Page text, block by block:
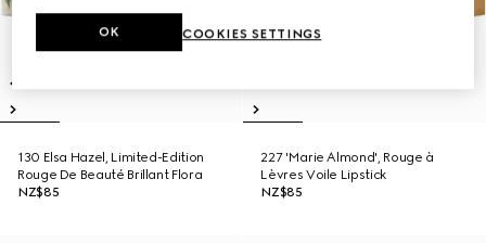
130 Elsa Hazel, Limited-Edition
Rouge De Beauté Brillant Flora
NZ$85
227 'Marie Almond', Rouge à
Lèvres Voile Lipstick
NZ$85
COOKIES SETTINGS
OK